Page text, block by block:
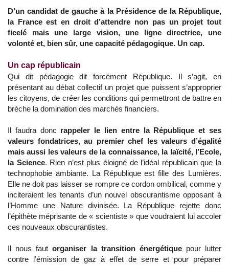
D’un candidat de gauche à la Présidence de la République,
la France est en droit d’attendre non pas un projet tout
ficelé mais une large vision, une ligne directrice, une
volonté et, bien sûr, une capacité pédagogique. Un cap.
Un cap républicain
Qui dit pédagogie dit forcément République. Il s’agit, en
présentant au débat collectif un projet que puissent s’approprier
les citoyens, de créer les conditions qui permettront de battre en
brèche la domination des marchés financiers.
Il faudra donc rappeler le lien entre la République et ses
valeurs fondatrices, au premier chef les valeurs d’égalité
mais aussi les valeurs de la connaissance, la laïcité, l’Ecole,
la Science. Rien n’est plus éloigné de l’idéal républicain que la
technophobie ambiante. La République est fille des Lumières.
Elle ne doit pas laisser se rompre ce cordon ombilical, comme y
inciteraient les tenants d’un nouvel obscurantisme opposant à
l’Homme une Nature divinisée. La République rejette donc
l’épithète méprisante de « scientiste » que voudraient lui accoler
ces nouveaux obscurantistes.
Il nous fautorganiser la transition énergétiquepour lutter
contre l’émission de gaz à effet de serre et pour préparer